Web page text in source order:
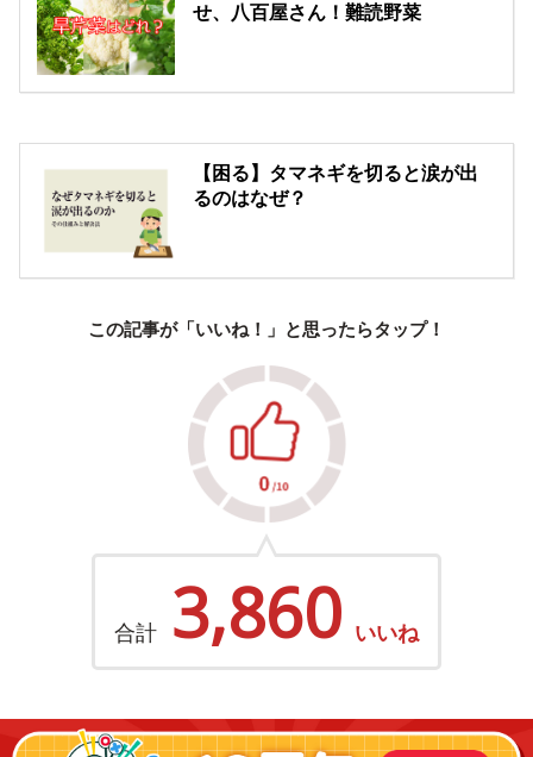
せ、八百屋さん！難読野菜
【困る】タマネギを切ると涙が出
るのはなぜ？
この記事が「いいね！」と思ったらタップ！
合計 3,860 いいね